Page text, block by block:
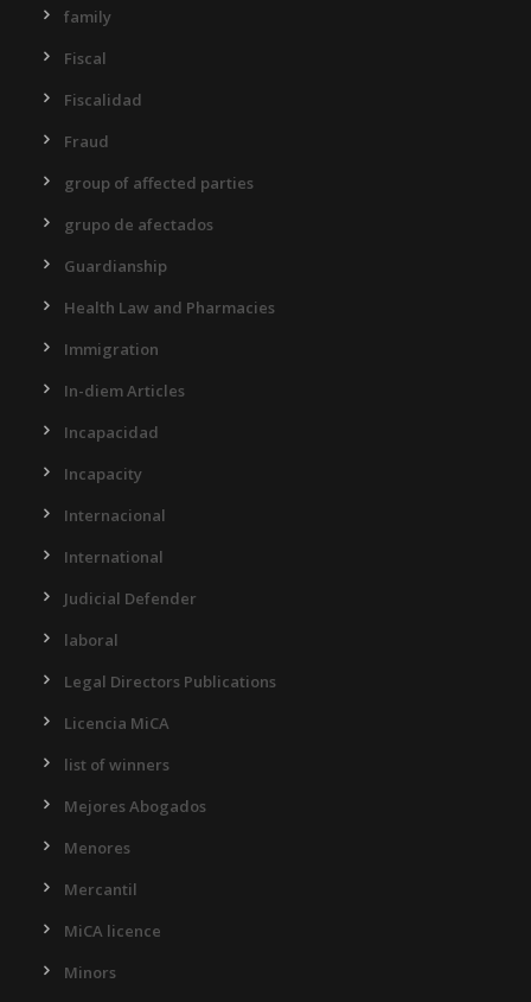
family
Fiscal
Fiscalidad
Fraud
group of affected parties
grupo de afectados
Guardianship
Health Law and Pharmacies
Immigration
In-diem Articles
Incapacidad
Incapacity
Internacional
International
Judicial Defender
laboral
Legal Directors Publications
Licencia MiCA
list of winners
Mejores Abogados
Menores
Mercantil
MiCA licence
Minors